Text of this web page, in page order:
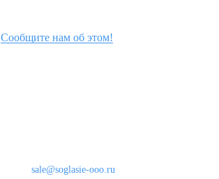
Сообщите нам об этом!
sale@soglasie-ooo.ru